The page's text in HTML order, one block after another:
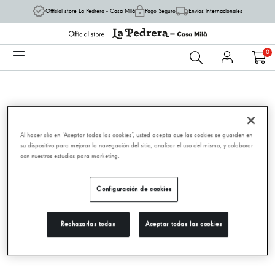
Official store La Pedrera - Casa Milà Pago Seguro Envíos internacionales
0
Al hacer clic en “Aceptar todas las cookies”, usted acepta que las cookies se guarden en
su dispositivo para mejorar la navegación del sitio, analizar el uso del mismo, y colaborar
con nuestros estudios para marketing.
Configuración de cookies
Rechazarlas todas Aceptar todas las cookies